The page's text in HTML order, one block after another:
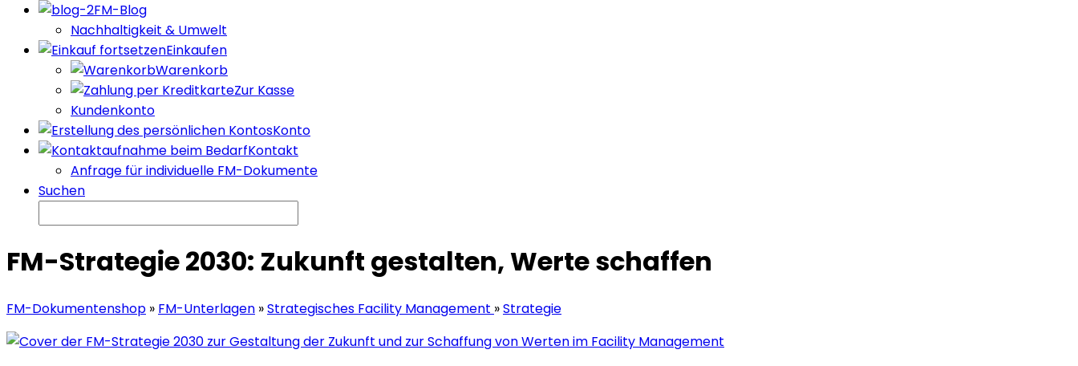
FM-Blog
Nachhaltigkeit & Umwelt
Einkaufen
Warenkorb
Zur Kasse
Kundenkonto
Konto
Kontakt
Anfrage für individuelle FM-Dokumente
Suchen
FM-Strategie 2030: Zukunft gestalten, Werte schaffen
FM-Dokumentenshop » FM-Unterlagen »Strategisches Facility Management »Strategie